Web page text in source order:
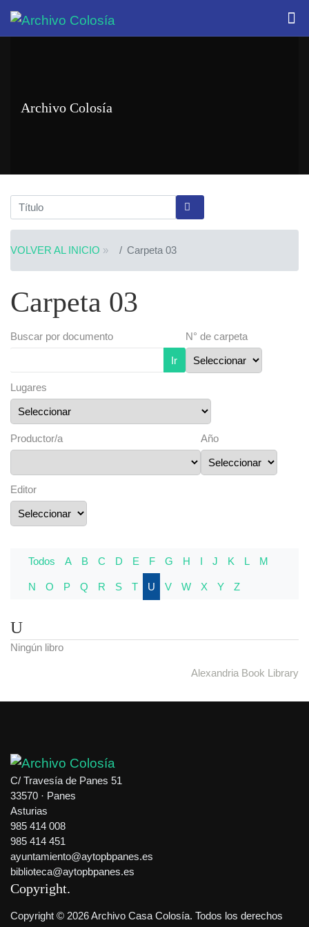
Archivo Colosía
VOLVER AL INICIO » Carpeta 03
Carpeta 03
Buscar por documento
Ir
N° de carpeta
Lugares
Productor/a Año
Editor
Todos A B C D E F G H I J K L M
N O P Q R S T U V W X Y Z
U
Ningún libro
Alexandria Book Library
C/ Travesía de Panes 51
33570 · Panes
Asturias
985 414 008
985 414 451
ayuntamiento@aytopbpanes.es
biblioteca@aytopbpanes.es
Copyright
Copyright © 2026 Archivo Casa Colosía. Todos los derechos